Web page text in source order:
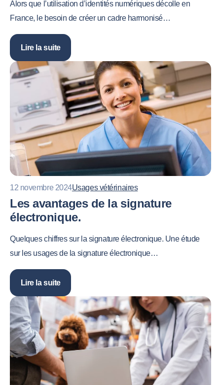
Alors que l’utilisation d’identités numériques décolle en
France, le besoin de créer un cadre harmonisé…
Lire la suite
12 novembre 2024Usages vétérinaires
Les avantages de la signature
électronique.
Quelques chiffres sur la signature électronique. Une étude
sur les usages de la signature électronique…
Lire la suite